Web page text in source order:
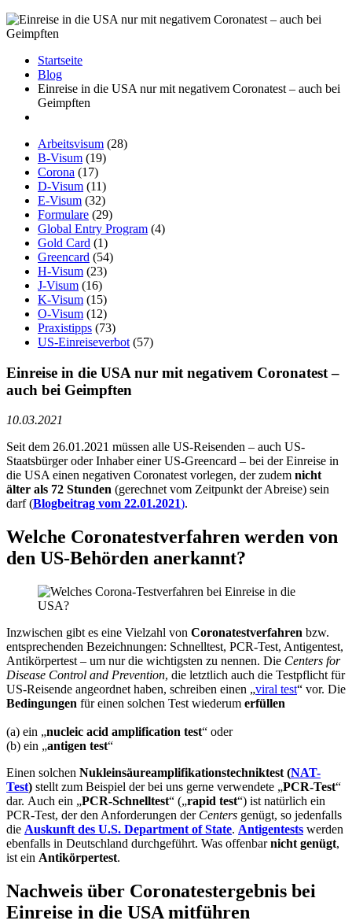
Startseite
Blog
Einreise in die USA nur mit negativem Coronatest – auch bei
Geimpften
Arbeitsvisum (28)
B-Visum (19)
Corona (17)
D-Visum (11)
E-Visum (32)
Formulare (29)
Global Entry Program (4)
Gold Card (1)
Greencard (54)
H-Visum (23)
J-Visum (16)
K-Visum (15)
O-Visum (12)
Praxistipps (73)
US-Einreiseverbot (57)
Einreise in die USA nur mit negativem Coronatest –
auch bei Geimpften
10.03.2021
Seit dem 26.01.2021 müssen alle US-Reisenden – auch US-
Staatsbürger oder Inhaber einer US-Greencard – bei der Einreise in
die USA einen negativen Coronatest vorlegen, der zudem nicht
älter als 72 Stunden (gerechnet vom Zeitpunkt der Abreise) sein
darf (Blogbeitrag vom 22.01.2021).
Welche Coronatestverfahren werden von
den US-Behörden anerkannt?
Inzwischen gibt es eine Vielzahl von Coronatestverfahren bzw.
entsprechenden Bezeichnungen: Schnelltest, PCR-Test, Antigentest,
Antikörpertest – um nur die wichtigsten zu nennen. Die Centers for
Disease Control and Prevention, die letztlich auch die Testpflicht für
US-Reisende angeordnet haben, schreiben einen „viral test“ vor. Die
Bedingungen für einen solchen Test wiederum erfüllen
(a) ein „nucleic acid amplification test“ oder
(b) ein „antigen test“
Einen solchen Nukleinsäureamplifikationstechniktest (NAT-
Test) stellt zum Beispiel der bei uns gerne verwendete „PCR-Test“
dar. Auch ein „PCR-Schnelltest“ („rapid test“) ist natürlich ein
PCR-Test, der den Anforderungen der Centers genügt, so jedenfalls
die Auskunft des U.S. Department of State. Antigentests werden
ebenfalls in Deutschland durchgeführt. Was offenbarnicht genügt,
ist ein Antikörpertest.
Nachweis über Coronatestergebnis bei
Einreise in die USA mitführen